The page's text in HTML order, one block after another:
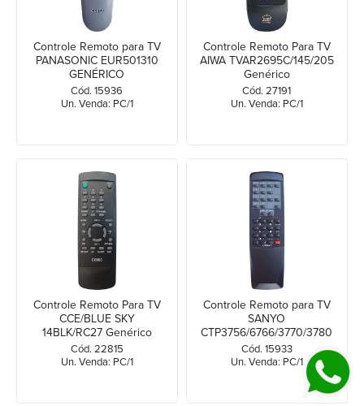
Controle Remoto para TV
PANASONIC EUR501310
GENÉRICO
Cód. 15936
Un. Venda: PC/1
Controle Remoto Para TV
AIWA TVAR2695C/145/205
Genérico
Cód. 27191
Un. Venda: PC/1
Controle Remoto Para TV
CCE/BLUE SKY
14BLK/RC27 Genérico
Cód. 22815
Un. Venda: PC/1
Controle Remoto para TV
SANYO
CTP3756/6766/3770/3780
GENÉRICO
Cód. 15933
Un. Venda: PC/1